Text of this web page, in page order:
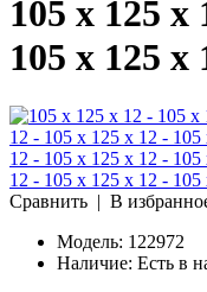
105 x 125 x
105 x 125 x
Сравнить | В
Модель: 122972
Наличие: Есть в